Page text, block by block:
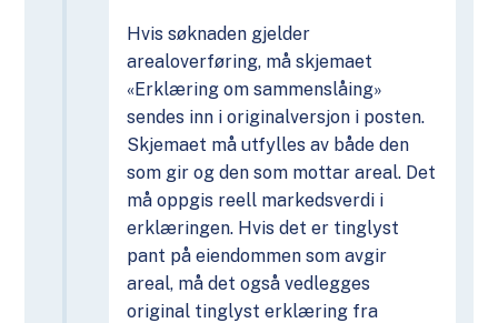
Hvis søknaden gjelder
arealoverføring, må skjemaet
«Erklæring om sammenslåing»
sendes inn i originalversjon i posten.
Skjemaet må utfylles av både den
som gir og den som mottar areal. Det
må oppgis reell markedsverdi i
erklæringen. Hvis det er tinglyst
pant på eiendommen som avgir
areal, må det også vedlegges
original tinglyst erklæring fra